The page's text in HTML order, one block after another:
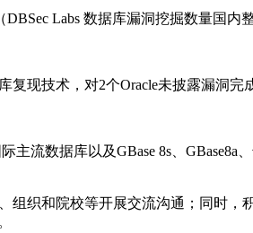
（DBSec Labs 数据库漏洞挖掘数量国内
现技术，对2个Oracle未披露漏洞完
主流数据库以及GBase 8s、
组织和院校等开展交流沟通；同时